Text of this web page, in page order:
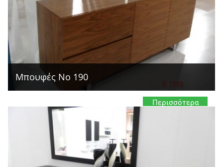
Μπουφές Νο 190
Περισσότερα